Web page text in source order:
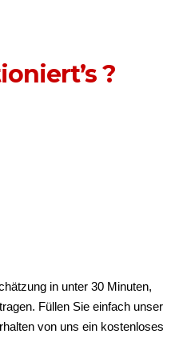
?
in unter 30 Minuten,
Füllen Sie einfach unser
von uns ein kostenloses